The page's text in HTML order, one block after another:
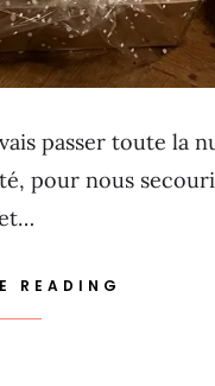
passer toute la
pour nous
READING